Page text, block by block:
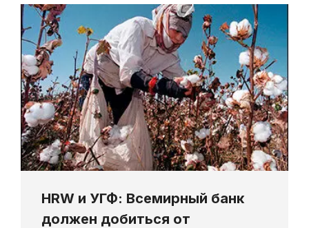
HRW и УГФ: Всемирный банк
должен добиться от